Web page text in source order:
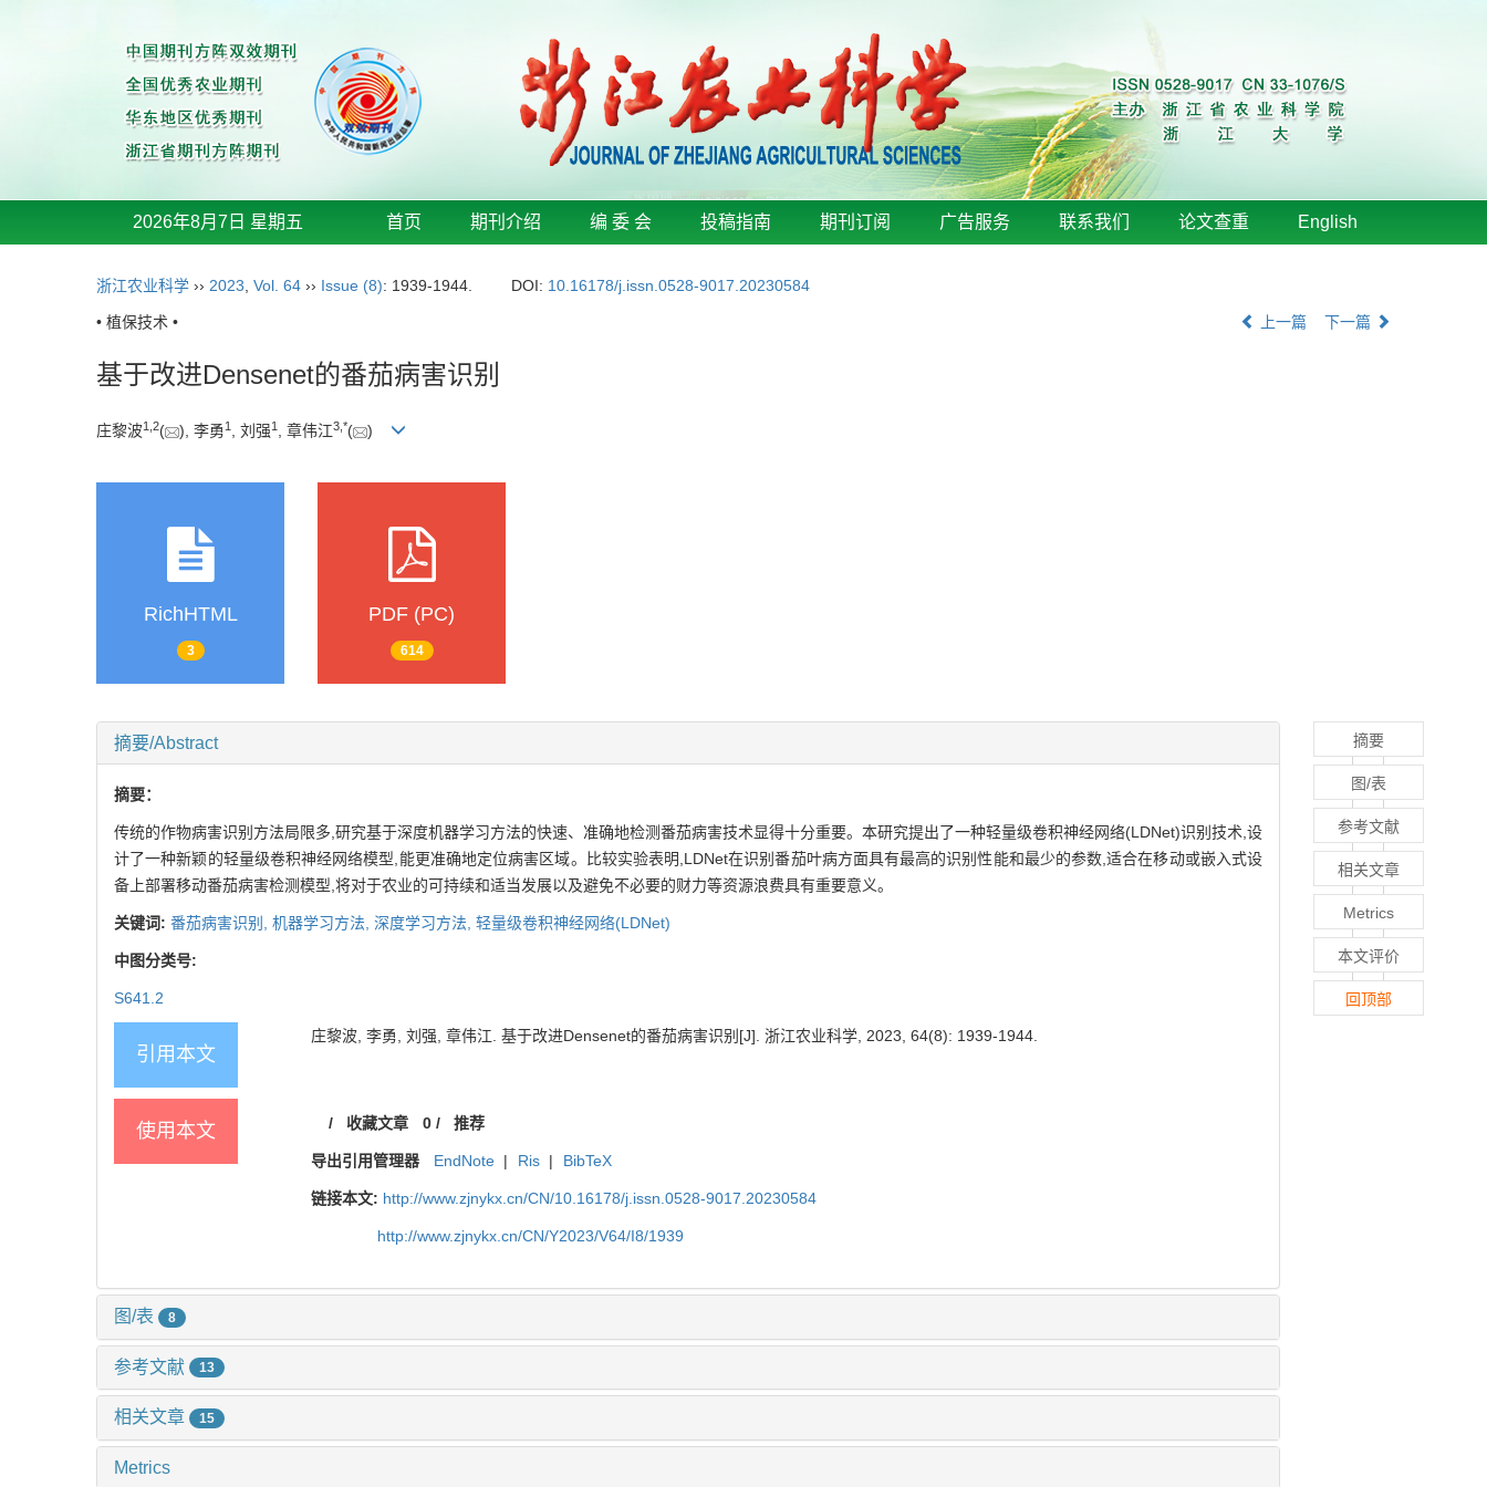
2026年8月7日 星期五 首页 期刊介绍 编 委 会 投稿指南 期刊订阅 广告服务 联系我们 论文查重 English
浙江农业科学 ›› 2023 Vol. 64 ›› Issue (8): 1939-1944. DOI: 10.16178/j.issn.0528-9017.20230584
• 植保技术 • 上一篇 下一篇
基于改进Densenet的番茄病害识别
庄黎波1 2( ), 李勇1 , 刘强1 , 章伟江3 *( )
RichHTML
3
PDF (PC)
614
摘要/Abstract
摘要：
传统的作物病害识别方法局限多,研究基于深度机器学习方法的快速、准确地检测番茄病害技术显得十分重要。本研究提出了一种轻量级卷积神经网络(LDNet)识别技术,设
计了一种新颖的轻量级卷积神经网络模型,能更准确地定位病害区域。比较实验表明,LDNet在识别番茄叶病方面具有最高的识别性能和最少的参数,适合在移动或嵌入式设
备上部署移动番茄病害检测模型,将对于农业的可持续和适当发展以及避免不必要的财力等资源浪费具有重要意义。
关键词: 番茄病害识别, 机器学习方法, 深度学习方法, 轻量级卷积神经网络(LDNet)
中图分类号:
S641.2
引用本文
庄黎波, 李勇, 刘强, 章伟江. 基于改进Densenet的番茄病害识别[J]. 浙江农业科学, 2023, 64(8): 1939-1944.
使用本文 / 收藏文章 0/ 推荐
导出引用管理器 EndNote | Ris | BibTeX
链接本文: http://www.zjnykx.cn/CN/10.16178/j.issn.0528-9017.20230584
http://www.zjnykx.cn/CN/Y2023/V64/I8/1939
图/表 8
参考文献 13
相关文章 15
Metrics
摘要
图/表
参考文献
相关文章
Metrics
本文评价
回顶部